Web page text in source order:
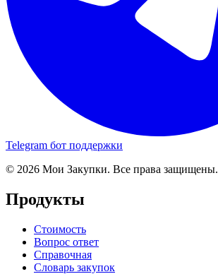
Telegram бот поддержки
© 2026 Мои Закупки. Все права защищены.
Продукты
Стоимость
Вопрос ответ
Справочная
Словарь закупок